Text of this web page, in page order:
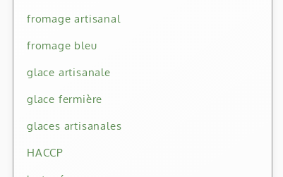
fromage artisanal
fromage bleu
glace artisanale
glace fermière
glaces artisanales
HACCP